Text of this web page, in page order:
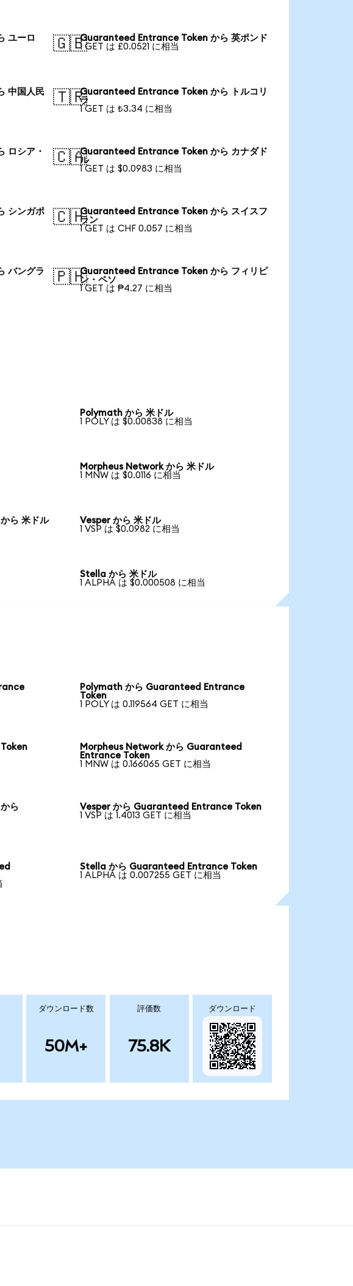
ユーロ
🇬🇧Guaranteed Entrance Token から 英ポンド
1 GET は £0.0521 に相当
中国人民
🇹🇷Guaranteed Entrance Token から トルコリ
ラ
1 GET は ₺3.34 に相当
ロシア・
🇨🇦Guaranteed Entrance Token から カナダド
ル
1 GET は $0.0983 に相当
シンガポ
🇨🇭Guaranteed Entrance Token から スイスフ
ラン
1 GET は CHF 0.057 に相当
バングラ
🇵🇭Guaranteed Entrance Token から フィリピ
ン・ペソ
1 GET は ₱4.27 に相当
Polymath から 米ドル
1 POLY は $0.00838 に相当
Morpheus Network から 米ドル
1 MNW は $0.0116 に相当
ら 米ドル
Vesper から 米ドル
1 VSP は $0.0982 に相当
Stella から 米ドル
1 ALPHA は $0.000508 に相当
Polymath から Guaranteed Entrance
Token
1 POLY は 0.119564 GET に相当
Morpheus Network から Guaranteed
Entrance Token
1 MNW は 0.166065 GET に相当
ら
Vesper から Guaranteed Entrance Token
1 VSP は 1.4013 GET に相当
Stella から Guaranteed Entrance Token
1 ALPHA は 0.007255 GET に相当
ダウンロード数
50M+
評価数
75.8K
ダウンロード